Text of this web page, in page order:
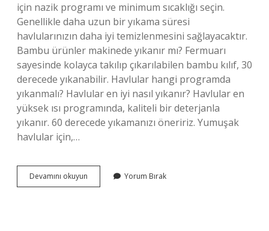
için nazik programı ve minimum sıcaklığı seçin.
Genellikle daha uzun bir yıkama süresi
havlularınızın daha iyi temizlenmesini sağlayacaktır.
Bambu ürünler makinede yıkanır mı? Fermuarı
sayesinde kolayca takılıp çıkarılabilen bambu kılıf, 30
derecede yıkanabilir. Havlular hangi programda
yıkanmalı? Havlular en iyi nasıl yıkanır? Havlular en
yüksek ısı programında, kaliteli bir deterjanla
yıkanır. 60 derecede yıkamanızı öneririz. Yumuşak
havlular için,…
Devamını okuyun
Havlu
Yorum Bırak